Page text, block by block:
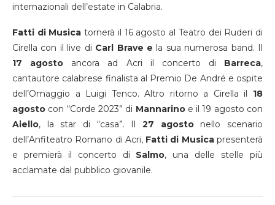
internazionali dell’estate in Calabria.
Fatti di Musica tornerà il 16 agosto al Teatro dei Ruderi di
Cirella con il live di Carl Brave e la sua numerosa band. Il
17 agosto ancora ad Acri il concerto di Barreca,
cantautore calabrese finalista al Premio De André e ospite
dell’Omaggio a Luigi Tenco. Altro ritorno a Cirella il 18
agosto con “Corde 2023” di Mannarinoe il 19 agosto con
Aiello, la star di “casa”. Il 27 agostonello scenario
dell’Anfiteatro Romano di Acri, Fatti di Musicapresenterà
e premierà il concerto di Salmo, una delle stelle più
acclamate dal pubblico giovanile.